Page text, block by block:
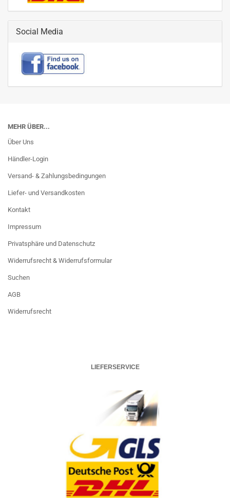
Social Media
MEHR ÜBER...
Über Uns
Händler-Login
Versand- & Zahlungsbedingungen
Liefer- und Versandkosten
Kontakt
Impressum
Privatsphäre und Datenschutz
Widerrufsrecht & Widerrufsformular
Suchen
AGB
Widerrufsrecht
LIEFERSERVICE